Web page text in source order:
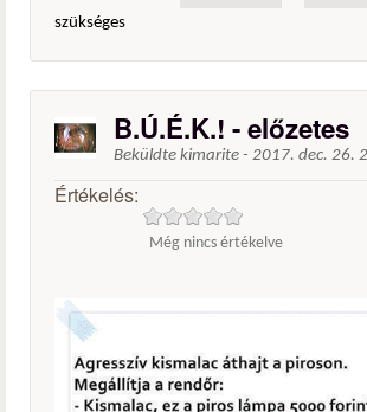
szükséges
B.Ú.É.K.! - előzetes
Beküldte kimarite - 2017. dec. 26.
Értékelés:
Még nincs értékelve